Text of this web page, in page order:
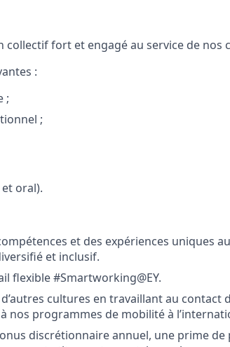
collectif fort et engagé au service de nos
:
;
;
oral).
et des expériences uniques
et inclusif.
flexible #Smartworking@EY.
cultures en travaillant au contact
nos programmes de mobilité à
discrétionnaire annuel, une prime de